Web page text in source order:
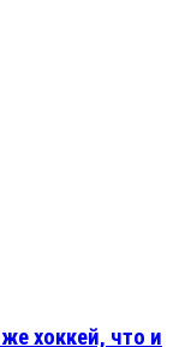
хоккей, что и